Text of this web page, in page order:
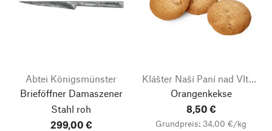
Abtei Königsmünster
Brieföffner Damaszener
Stahl roh
299,00 €
Klášter Naší Paní nad Vltavou
Orangenkekse
8,50 €
Grundpreis: 34,00 €/kg